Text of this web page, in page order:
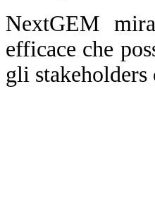
NextGEM
efficace che
gli stakeholders